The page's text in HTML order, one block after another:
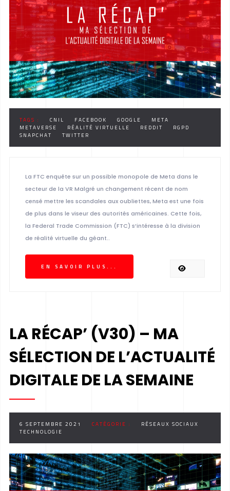
TAGS : CNIL FACEBOOK GOOGLE
META
METAVERSE
RÉALITÉ VIRTUELLE REDDIT
RGPD
SNAPCHAT
TWITTER
La FTC enquête sur un possible monopole de Meta dans le
secteur de la VR Malgré un changement récent de nom
censé mettre les scandales aux oubliettes, Meta est une fois
de plus dans le viseur des autorités américaines. Cette fois,
la Federal Trade Commission (FTC) s’intéresse à la division
de réalité virtuelle du géant..
EN SAVOIR PLUS...
LA RÉCAP’ (V30) – MA
SÉLECTION DE L’ACTUALITÉ
DIGITALE DE LA SEMAINE
6 SEPTEMBRE 2021 CATÉGORIE :
RÉSEAUX SOCIAUX
TECHNOLOGIE